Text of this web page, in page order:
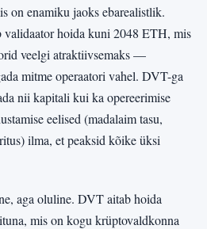
on enamiku jaoks ebarealistlik.
validaator hoida kuni 2048 ETH, mis
veelgi atraktiivsemaks —
mitme operaatori vahel. DVT-ga
nii kapitali kui ka opereerimise
eelised (madalaim tasu,
ilma, et peaksid kõike üksi
aga oluline. DVT aitab hoida
mis on kogu krüptovaldkonna